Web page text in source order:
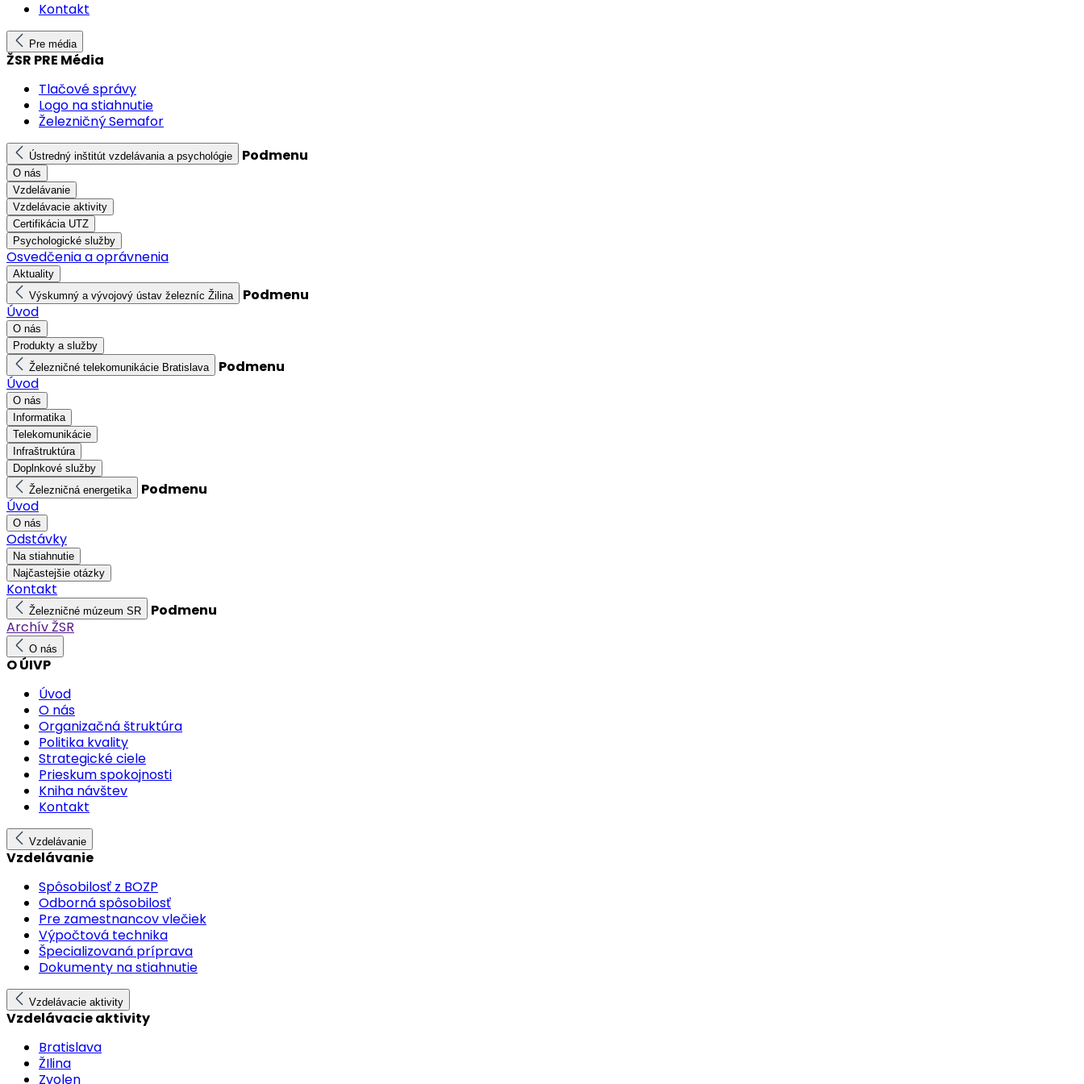
Kontakt
Pre média
ŽSR PRE Média
Tlačové správy
Logo na stiahnutie
Železničný Semafor
Ústredný inštitút vzdelávania a psychológie Podmenu
O nás
Vzdelávanie
Vzdelávacie aktivity
Certifikácia UTZ
Psychologické služby
Osvedčenia a oprávnenia
Aktuality
Výskumný a vývojový ústav železníc Žilina
Podmenu
Úvod
O nás
Produkty a služby
Železničné telekomunikácie Bratislava
Podmenu
Úvod
O nás
Informatika
Telekomunikácie
Infraštruktúra
Doplnkové služby
Železničná energetika
Podmenu
Úvod
O nás
Odstávky
Na stiahnutie
Najčastejšie otázky
Kontakt
Železničné múzeum SR
Podmenu
Archív ŽSR
O nás
O ÚIVP
Úvod
O nás
Organizačná štruktúra
Politika kvality
Strategické ciele
Prieskum spokojnosti
Kniha návštev
Kontakt
Vzdelávanie
Vzdelávanie
Spôsobilosť z BOZP
Odborná spôsobilosť
Pre zamestnancov vlečiek
Výpočtová technika
Špecializovaná príprava
Dokumenty na stiahnutie
Vzdelávacie aktivity
Vzdelávacie aktivity
Bratislava
ŽIlina
Zvolen